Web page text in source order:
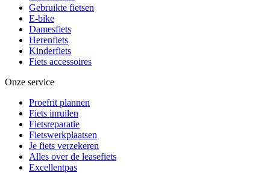
Gebruikte fietsen
E-bike
Damesfiets
Herenfiets
Kinderfiets
Fiets accessoires
Onze service
Proefrit plannen
Fiets inruilen
Fietsreparatie
Fietswerkplaatsen
Je fiets verzekeren
Alles over de leasefiets
Excellentpas